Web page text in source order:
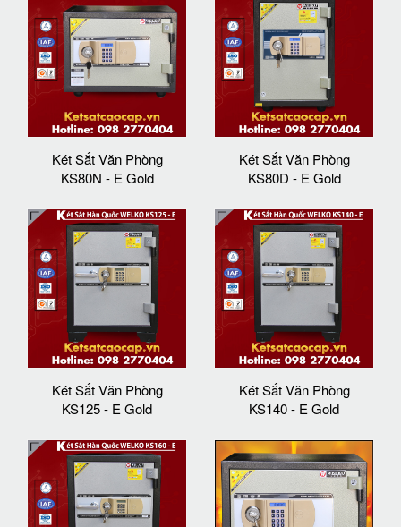
Két Sắt Văn Phòng
KS80N - E Gold
Két Sắt Văn Phòng
KS80D - E Gold
Két Sắt Văn Phòng
KS125 - E Gold
Két Sắt Văn Phòng
KS140 - E Gold